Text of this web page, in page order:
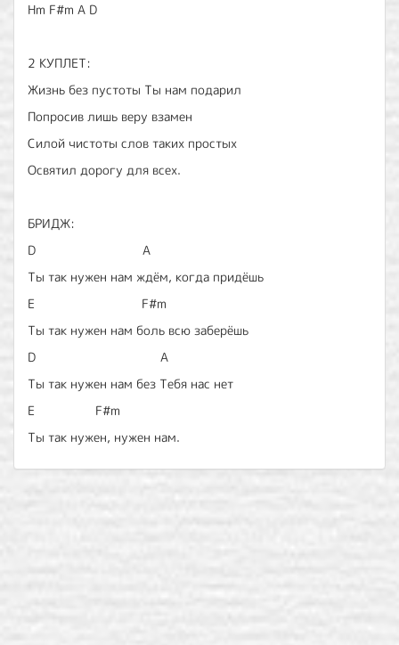
Hm F#m A D
2 КУПЛЕТ:
Жизнь без пустоты Ты нам подарил
Попросив лишь веру взамен
Силой чистоты слов таких простых
Освятил дорогу для всех.
БРИДЖ:
D A
Ты так нужен нам ждём, когда придёшь
E F#m
Ты так нужен нам боль всю заберёшь
D A
Ты так нужен нам без Тебя нас нет
E F#m
Ты так нужен, нужен нам.